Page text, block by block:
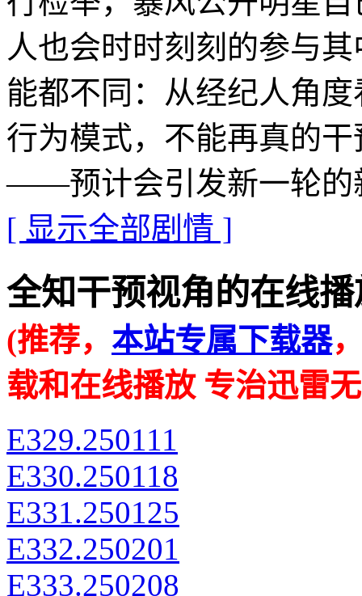
人也会时时刻刻的参与
能都不同：从经纪人角
行为模式，不能再真的
——预计会引发新一轮的
[ 显示全部剧情 ]
全知干预视角的在线播
(推荐， 本站专属下载器
载和在线播放 专治迅雷
E329.250111
E330.250118
E331.250125
E332.250201
E333.250208